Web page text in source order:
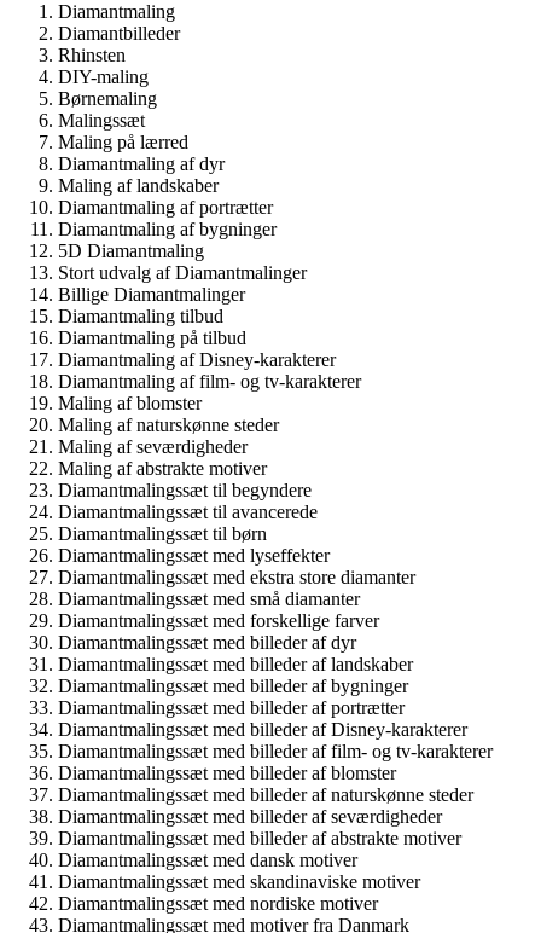
Diamantmaling
Diamantbilleder
Rhinsten
DIY-maling
Børnemaling
Malingssæt
Maling på lærred
Diamantmaling af dyr
Maling af landskaber
Diamantmaling af portrætter
Diamantmaling af bygninger
5D Diamantmaling
Stort udvalg af Diamantmalinger
Billige Diamantmalinger
Diamantmaling tilbud
Diamantmaling på tilbud
Diamantmaling af Disney-karakterer
Diamantmaling af film- og tv-karakterer
Maling af blomster
Maling af naturskønne steder
Maling af seværdigheder
Maling af abstrakte motiver
Diamantmalingssæt til begyndere
Diamantmalingssæt til avancerede
Diamantmalingssæt til børn
Diamantmalingssæt med lyseffekter
Diamantmalingssæt med ekstra store diamanter
Diamantmalingssæt med små diamanter
Diamantmalingssæt med forskellige farver
Diamantmalingssæt med billeder af dyr
Diamantmalingssæt med billeder af landskaber
Diamantmalingssæt med billeder af bygninger
Diamantmalingssæt med billeder af portrætter
Diamantmalingssæt med billeder af Disney-karakterer
Diamantmalingssæt med billeder af film- og tv-karakterer
Diamantmalingssæt med billeder af blomster
Diamantmalingssæt med billeder af naturskønne steder
Diamantmalingssæt med billeder af seværdigheder
Diamantmalingssæt med billeder af abstrakte motiver
Diamantmalingssæt med dansk motiver
Diamantmalingssæt med skandinaviske motiver
Diamantmalingssæt med nordiske motiver
Diamantmalingssæt med motiver fra Danmark